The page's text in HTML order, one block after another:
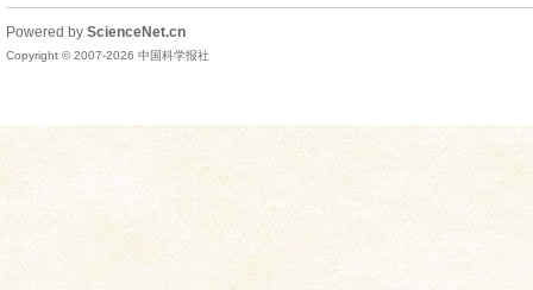
Powered by ScienceNet.cn
Copyright © 2007-2026 中国科学报社